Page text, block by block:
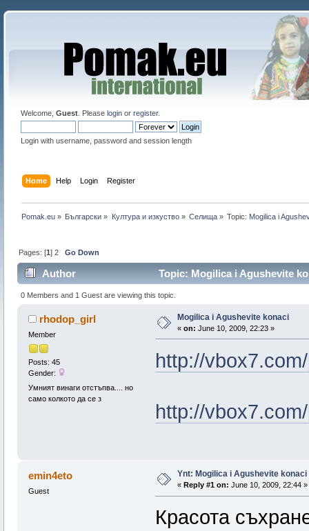
Welcome, Guest. Please loginor register.
Login with username, password and session length
Home Help Login Register
Pomak.eu » Български » Култура и изкуство» Селища » Topic: Mogilica i
Pages: [1]2 Go Down
Author Topic: Mogilica i Agushevite
0 Members and 1 Guest are viewing this topic.
rhodop_girl
Member
Posts: 45
Gender:
Умният винаги отстъпва.... но
само колкото да се з
Mogilica i Agushevite konaci
« on: June 10, 2009, 22:23 »
http://
http://
emin4eto
Guest
Ynt: Mogilica i Agushevite konaci
« Reply #1 on: June 10, 2009, 22:44 »
Красота